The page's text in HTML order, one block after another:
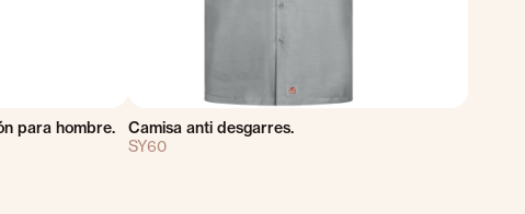
para hombre. Camisa anti desgarres.
SY60